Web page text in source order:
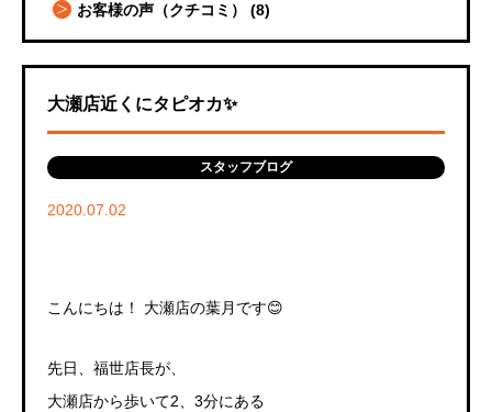
お客様の声（クチコミ）
(8)
大瀬店近くにタピオカ✨
スタッフブログ
2020.07.02
こんにちは！ 大瀬店の葉月です😊
先日、福世店長が、
大瀬店から歩いて2、3分にある